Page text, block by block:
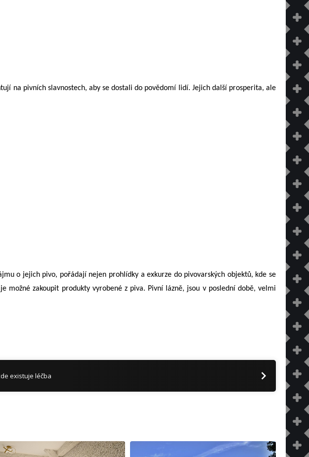
na pivních slavnostech, aby se dostali do povědomí lidí. Jejich další prosperita, ale
o jejich pivo, pořádají nejen prohlídky a exkurze do pivovarských objektů, kde se
zakoupit produkty vyrobené z piva. Pivní lázně, jsou v poslední době, velmi
existuje léčba